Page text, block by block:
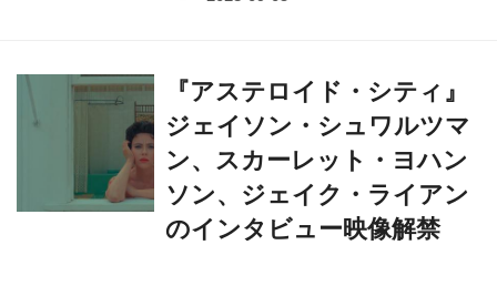
『アステロイド・シティ』
ジェイソン・シュワルツマ
ン、スカーレット・ヨハン
ソン、ジェイク・ライアン
のインタビュー映像解禁